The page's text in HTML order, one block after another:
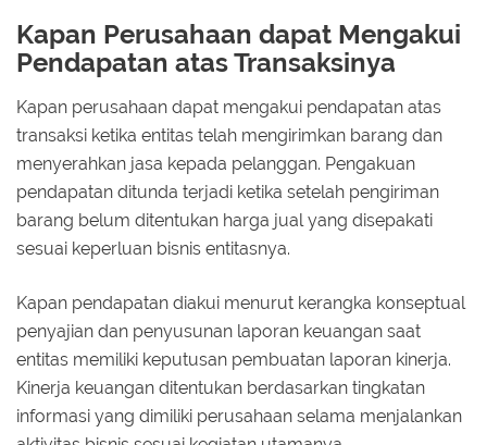
Kapan Perusahaan dapat Mengakui
Pendapatan atas Transaksinya
Kapan perusahaan dapat mengakui pendapatan atas
transaksi ketika entitas telah mengirimkan barang dan
menyerahkan jasa kepada pelanggan. Pengakuan
pendapatan ditunda terjadi ketika setelah pengiriman
barang belum ditentukan harga jual yang disepakati
sesuai keperluan bisnis entitasnya.
Kapan pendapatan diakui menurut kerangka konseptual
penyajian dan penyusunan laporan keuangan saat
entitas memiliki keputusan pembuatan laporan kinerja.
Kinerja keuangan ditentukan berdasarkan tingkatan
informasi yang dimiliki perusahaan selama menjalankan